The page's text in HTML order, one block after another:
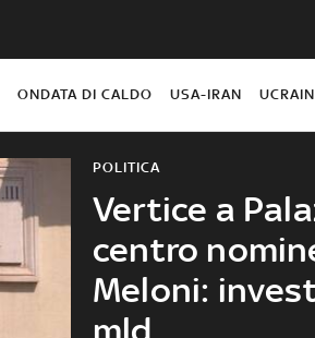
ONDATA DI CALDO USA-IRAN
Vertice a
centro
Meloni:
mld
POLITICA